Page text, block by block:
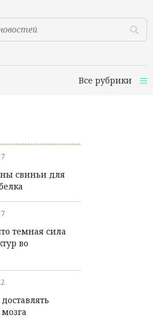
Все рубрики
свиньи для
темная сила
во